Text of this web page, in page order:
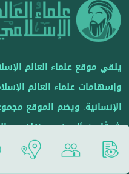
يلقي موقع علماء العالم
وإسهامات علماء العالم
الإنسانية. ويضم الموقع
شرقًا وغربًا، وفي مختلف
....المزيد